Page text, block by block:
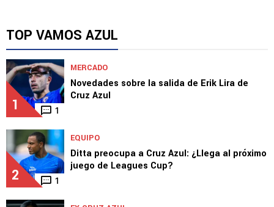
TOP VAMOS AZUL
1 1
MERCADO
Novedades sobre la salida de Erik Lira de
Cruz Azul
2 1
EQUIPO
Ditta preocupa a Cruz Azul: ¿Llega al próximo
juego de Leagues Cup?